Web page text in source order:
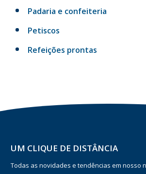
Padaria e confeiteria
Petiscos
Refeições prontas
UM CLIQUE DE DISTÂNCIA
Todas as novidades e tendências em nosso